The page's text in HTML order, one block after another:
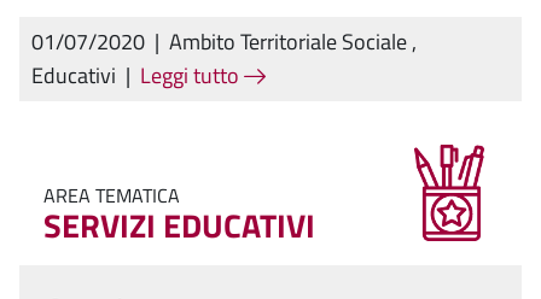
01/07/2020 | Ambito Territoriale Sociale,
Educativi | Leggi tutto
AREA TEMATICA
SERVIZI EDUCATIVI